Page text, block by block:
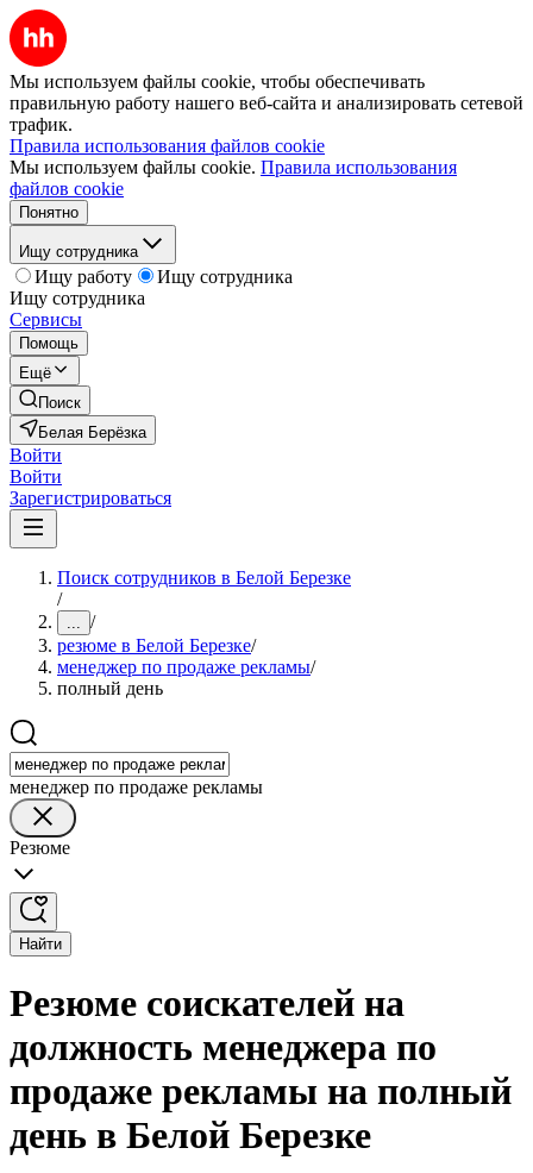
Мы используем файлы cookie, чтобы обеспечивать
правильную работу нашего веб-сайта и анализировать сетевой
трафик.
Правила использования файлов cookie
Мы используем файлы cookie. Правила использования
файлов cookie
Понятно
Ищу сотрудника
Ищу работу
Ищу сотрудника
Ищу сотрудника
Сервисы
Помощь
Ещё
Поиск
Белая Берёзка
Войти
Войти
Зарегистрироваться
Поиск сотрудников в Белой Березке
/
... /
резюме в Белой Березке/
менеджер по продаже рекламы/
полный день
менеджер по продаже рекламы
Резюме
Найти
Резюме соискателей на
должность менеджера по
продаже рекламы на полный
день в Белой Березке